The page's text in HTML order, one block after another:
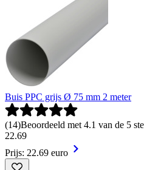
Buis PPC grijs Ø 75 mm 2 meter
(14)Beoordeeld met 4.1 van de 5
22.69
Prijs: 22.69 euro